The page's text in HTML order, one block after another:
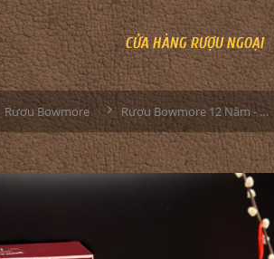
CỬA HÀNG RƯỢU NGOẠI
Rượu Bowmore Rượu Bowmore 12 Năm - Hộp Quà Tết 2022